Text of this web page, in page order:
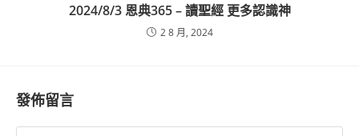
2024/8/3 恩典365 – 讀聖經 更多認識神
2 8 月, 2024
發佈留言